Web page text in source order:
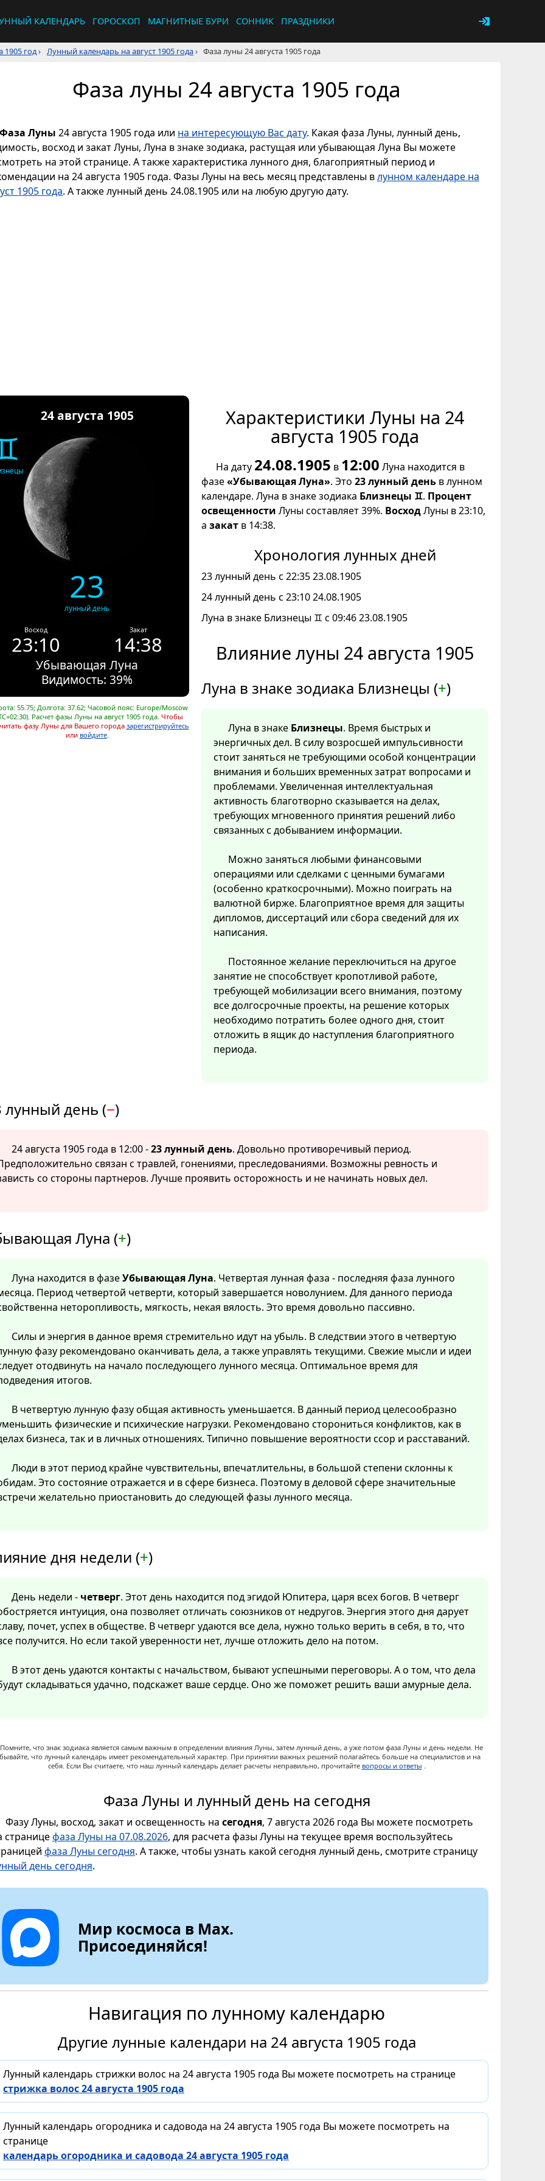
КАЛЕНДАРЬ ГОРОСКОП МАГНИТНЫЕ БУРИ СОННИК ПРАЗДНИКИ
1905 год› Лунный календарь на август 1905 года› Фаза луны 24 августа 1905 года
Фаза луны 24 августа 1905 года
Фаза Луны 24 августа 1905 года или на интересующую Вас дату. Какая фаза Луны, лунный день,
восход и закат Луны, Луна в знаке зодиака, растущая или убывающая Луна Вы можете
на этой странице. А также характеристика лунного дня, благоприятный период и
на 24 августа 1905 года. Фазы Луны на весь месяц представлены влунном календаре на
1905 года. А также лунный день 24.08.1905 или на любую другую дату.
24 августа 1905
23
лунный день
Восход
23:10
Закат
14:38
Убывающая Луна
Видимость: 39%
55.75; Долгота: 37.62; Часовой пояс: Europe/Moscow
Расчет фазы Луны на август 1905 года. Чтобы
фазу Луны для Вашего города зарегистрируйтесь
или войдите.
Характеристики Луны на 24
августа 1905 года
На дату 24.08.1905 в 12:00 Луна находится в
фазе«Убывающая Луна». Это 23 лунный день в лунном
календаре. Луна в знаке зодиака Близнецы ♊. Процент
освещенности Луны составляет 39%. ВосходЛуны в 23:10,
а закат в 14:38.
Хронология лунных дней
23 лунный день с 22:35 23.08.1905
24 лунный день с 23:10 24.08.1905
Луна в знаке Близнецы ♊ с 09:46 23.08.1905
Влияние луны 24 августа 1905
Луна в знаке зодиака Близнецы (+)
Луна в знаке Близнецы. Время быстрых и
энергичных дел. В силу возросшей импульсивности
стоит заняться не требующими особой концентрации
внимания и больших временных затрат вопросами и
проблемами. Увеличенная интеллектуальная
активность благотворно сказывается на делах,
требующих мгновенного принятия решений либо
связанных с добыванием информации.
Можно заняться любыми финансовыми
операциями или сделками с ценными бумагами
(особенно краткосрочными). Можно поиграть на
валютной бирже. Благоприятное время для защиты
дипломов, диссертаций или сбора сведений для их
написания.
Постоянное желание переключиться на другое
занятие не способствует кропотливой работе,
требующей мобилизации всего внимания, поэтому
все долгосрочные проекты, на решение которых
необходимо потратить более одного дня, стоит
отложить в ящик до наступления благоприятного
периода.
лунный день (−)
24 августа 1905 года в 12:00 -23 лунный день. Довольно противоречивый период.
связан с травлей, гонениями, преследованиями. Возможны ревность и
со стороны партнеров. Лучше проявить осторожность и не начинать новых дел.
Луна (+)
Луна находится в фазеУбывающая Луна. Четвертая лунная фаза - последняя фаза лунного
Период четвертой четверти, который завершается новолунием. Для данного периода
неторопливость, мягкость, некая вялость. Это время довольно пассивно.
Силы и энергия в данное время стремительно идут на убыль. В следствии этого в четвертую
фазу рекомендовано оканчивать дела, а также управлять текущими. Свежие мысли и идеи
отодвинуть на начало последующего лунного месяца. Оптимальное время для
итогов.
В четвертую лунную фазу общая активность уменьшается. В данный период целесообразно
физические и психические нагрузки. Рекомендовано сторониться конфликтов, как в
бизнеса, так и в личных отношениях. Типично повышение вероятности ссор и расставаний.
Люди в этот период крайне чувствительны, впечатлительны, в большой степени склонны к
Это состояние отражается и в сфере бизнеса. Поэтому в деловой сфере значительные
желательно приостановить до следующей фазы лунного месяца.
дня недели (+)
День недели - четверг. Этот день находится под эгидой Юпитера, царя всех богов. В четверг
интуиция, она позволяет отличать союзников от недругов. Энергия этого дня дарует
почет, успех в обществе. В четверг удаются все дела, нужно только верить в себя, в то, что
получится. Но если такой уверенности нет, лучше отложить дело на потом.
В этот день удаются контакты с начальством, бывают успешными переговоры. А о том, что дела
складываться удачно, подскажет ваше сердце. Оно же поможет решить ваши амурные дела.
Помните, что знак зодиака является самым важным в определении влияния Луны, затем лунный день, а уже потом фаза Луны и день недели. Не
что лунный календарь имеет рекомендательный характер. При принятии важных решений полагайтесь больше на специалистов и на
себя. Если Вы считаете, что наш лунный календарь делает расчеты неправильно, прочитайте вопросы и ответы .
Фаза Луны и лунный день на сегодня
Фазу Луны, восход, закат и освещенность на сегодня, 7 августа 2026 года Вы можете посмотреть
страницефаза Луны на 07.08.2026, для расчета фазы Луны на текущее время воспользуйтесь
фаза Луны сегодня. А также, чтобы узнать какой сегодня лунный день, смотрите страницу
день сегодня.
Мир космоса в Max.
Присоединяйся!
Навигация по лунному календарю
Другие лунные календари на 24 августа 1905 года
Лунный календарь стрижки волос на 24 августа 1905 года Вы можете посмотреть на странице
стрижка волос 24 августа 1905 года
Лунный календарь огородника и садовода на 24 августа 1905 года Вы можете посмотреть на
странице
календарь огородника и садовода 24 августа 1905 года